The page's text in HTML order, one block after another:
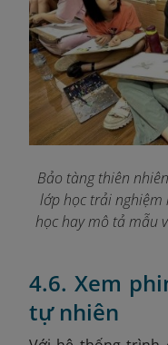
Bảo tàng thiên
lớp học trải nghiệm
học hay mô tả mẫu
4.6. Xem
tự nhiên